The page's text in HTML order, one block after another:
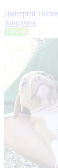
Дмитрий
Заводчик